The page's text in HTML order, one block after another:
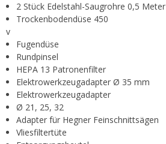
2 Stück Edelstahl-Saugrohre 0,5 Meter
Trockenbodendüse 450
v
Fugendüse
Rundpinsel
HEPA 13 Patronenfilter
Elektrowerkzeugadapter Ø 35 mm
Elektrowerkzeugadapter
Ø 21, 25, 32
Adapter für Hegner Feinschnittsägen
Vliesfiltertüte